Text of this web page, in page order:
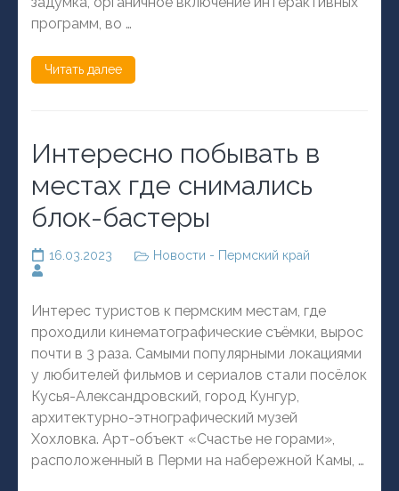
программ, во …
Читать далее
Интересно побывать в
местах где снимались
блок-бастеры
16.03.2023 Новости - Пермский край
Интерес туристов к пермским местам, где
проходили кинематографические съёмки, вырос
почти в 3 раза. Самыми популярными локациями
у любителей фильмов и сериалов стали посёлок
Кусья-Александровский, город Кунгур,
архитектурно-этнографический музей
Хохловка. Арт-объект «Счастье не горами»,
расположенный в Перми на набережной Камы, …